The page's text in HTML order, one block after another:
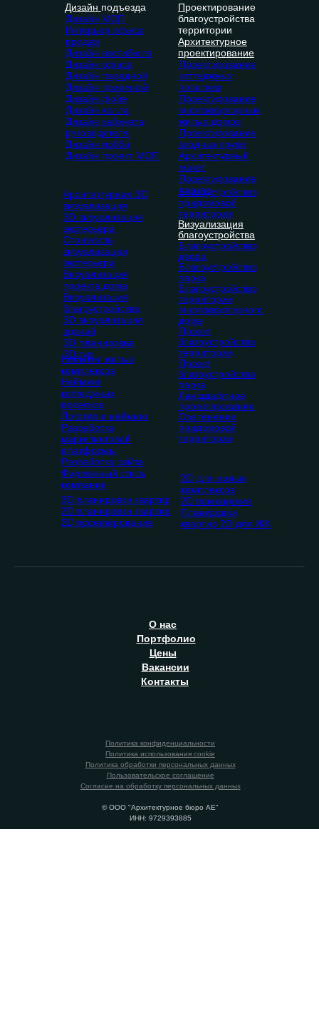
Благоустройство
придомовой
территории
Визуализация
благоустройства
Благоустройство
двора
Благоустройство
парка
Благоустройство
территории
многоквартирного
дома
Проект
благоустройства
территории
Проект
благоустройства
парка
Ландшафтное
проектирование
Озеленение
придомовой
территории
Дизайн подъезда
Дизайн МОП
Интерьер офиса
продаж
Дизайн вестибюля
Дизайн офиса
Дизайн парадной
Дизайн приемной
Дизайн фойе
Дизайн холла
Дизайн кабинета
руководителя
Дизайн лобби
Дизайн проект МОП
Проектирование
благоустройства
территории
Архитектурное
проектирование
Проектирование
коттеджных
поселков
Проектирование
многоквартирных
жилых домов
Проектирование
входных групп
Архитектурный
макет
Проектирование
парков
3D планировки квартир
2D планировки квартир
2D проектирование
2D для жилых
комплексов
2D помещения
Планировки
квартир 2D для ЖК
Архитектурная 3D
визуализация
3D визуализация
экстерьера
Стоимость
визуализации
экстерьера
Визуализация
проекта дома
Визуализация
благоустройства
3D визуализация
зданий
3D планировка
3D тур
Нейминг жилых
комплексов
Нейминг
коттеджных
поселков
Логотип и нейминг
Разработка
маркетинговой
платформы
Разработка сайта
Фирменный стиль
компании
Политика конфиденциальности
Политика использования cookie
Политика обработки персональных данных
Пользовательское соглашение
Согласие на обработку персональных данных
© ООО "Архитектурное бюро АЕ"
ИНН: 9729393885
О нас
Портфолио
Цены
Вакансии
Контакты